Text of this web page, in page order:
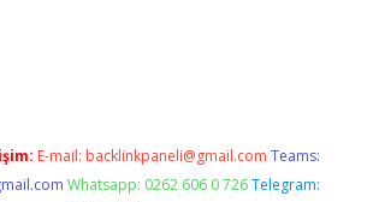
E-mail: backlinkpaneli@gmail.com Teams:
Whatsapp: 0262 606 0 726 Telegram: